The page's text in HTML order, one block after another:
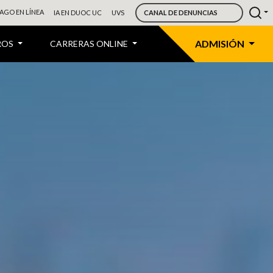
CARRERAS ONLINE ADMISIÓN
EN LÍNEA IA EN DUOC UC UVS CANAL DE DENUNCIAS